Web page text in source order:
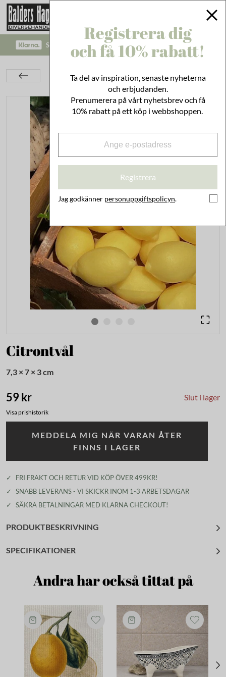
SÄKRA BETALNINGAR MED KLARNA CHECKOUT!
Citrontvål
Citrontvål
7,3 × 7 × 3 cm
59 kr Slut i lager
Visa prishistorik
MEDDELA MIG NÄR VARAN ÅTER
FINNS I LAGER
✓
FRI FRAKT OCH RETUR VID KÖP ÖVER 499KR!
✓
SNABB LEVERANS - VI SKICKR INOM 1-3 ARBETSDAGAR
✓
SÄKRA BETALNINGAR MED KLARNA CHECKOUT!
PRODUKTBESKRIVNING
SPECIFIKATIONER
Andra har också tittat på
Registrera dig
och få 10% rabatt!
Ta del av inspiration, senaste nyheterna
och erbjudanden.
Prenumerera på vårt nyhetsbrev och få
10% rabatt på ett köp i webbshoppen.
Registrera
Jag godkänner personuppgiftspolicyn.